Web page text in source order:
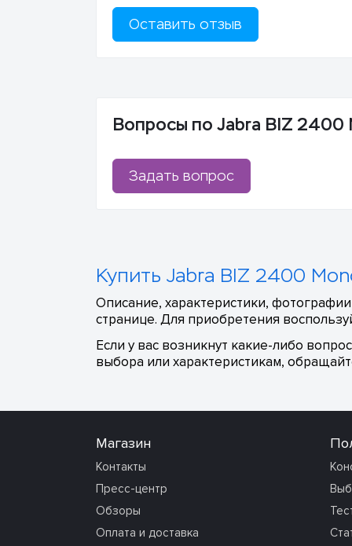
Оставить отзыв
Вопросы по Jabra BIZ 2400
Задать вопрос
Купить Jabra BIZ 2400
Описание, характеристики,
странице. Для приобретения
Если у вас возникнут какие-либо
выбора или характеристикам,
Магазин
Контакты
Пресс-центр
Обзоры
Оплата и доставка